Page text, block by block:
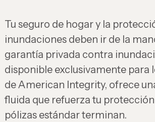
Tu seguro de hogar y la
inundaciones deben ir de la
garantía privada contra
disponible exclusivamente para
de American Integrity, ofrece
fluida que refuerza tu
pólizas estándar terminan.